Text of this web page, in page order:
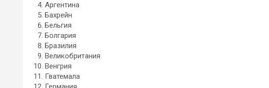
Аргентина
Бахрейн
Бельгия
Болгария
Бразилия
Великобритания
Венгрия
Гватемала